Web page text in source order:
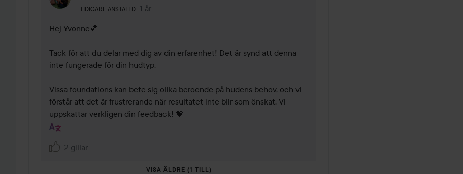
TIDIGARE ANSTÄLLD
Användarens roll: Tidigare anställd.
1 år
Kommentaren lades 1 år
Hej Yvonne💕
Tack för att du delar med dig av din erfarenhet! Det är synd att denna
inte fungerade för din hudtyp.
Vissa foundations kan bete sig olika beroende på hudens behov, och vi
förstår att det är frustrerande när resultatet inte blir som önskat. Vi
uppskattar verkligen din feedback! 💖
2 gillar
VISA ÄLDRE (1 TILL)